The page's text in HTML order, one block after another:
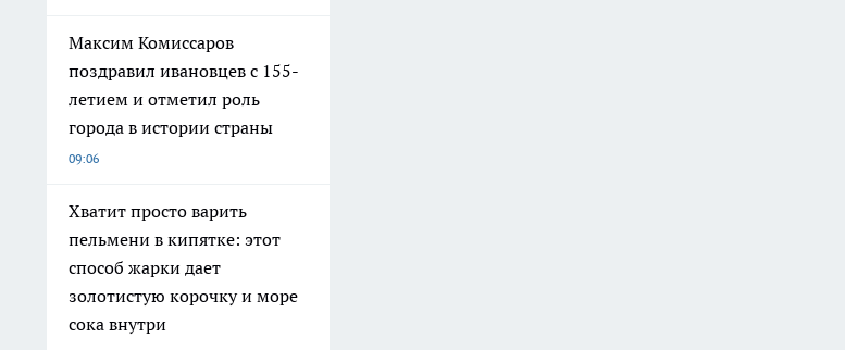
Максим Комиссаров
поздравил ивановцев с 155-
летием и отметил роль
города в истории страны
09:06
Хватит просто варить
пельмени в кипятке: этот
способ жарки дает
золотистую корочку и море
сока внутри